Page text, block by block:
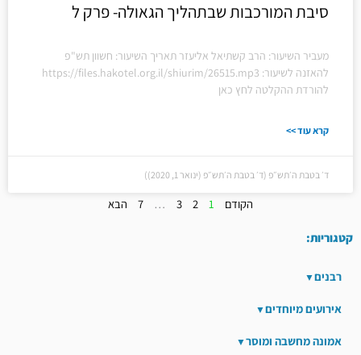
סיבת המורכבות שבתהליך הגאולה- פרק ל
מעביר השיעור: הרב קשתיאל אליעזר תאריך השיעור: חשוון תש"פ
להאזנה לשיעור: https://files.hakotel.org.il/shiurim/26515.mp3
להורדת ההקלטה לחץ כאן
קרא עוד >>
ד׳ בטבת ה׳תש״פ (ד׳ בטבת ה׳תש״פ (ינואר 1, 2020))
הקודם 1
2
3
…
7 הבא
קטגוריות:
רבנים
אירועים מיוחדים
אמונה מחשבה ומוסר